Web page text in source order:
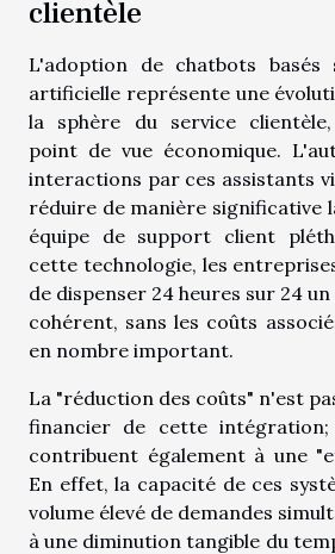
clientèle
L'adoption de chatbots basés
artificielle représente une
la sphère du service
point de vue économique.
interactions par ces assistants
réduire de manière significative
équipe de support client
cette technologie, les
de dispenser 24 heures sur 24
cohérent, sans les coûts
en nombre important.
La "réduction des coûts" n'est
financier de cette
contribuent également à une
En effet, la capacité de ces
volume élevé de demandes
à une diminution tangible du